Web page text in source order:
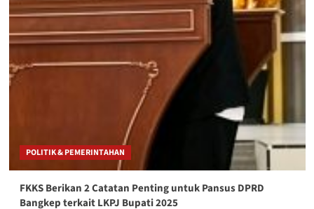
POLITIK & PEMERINTAHAN
FKKS Berikan 2 Catatan Penting untuk Pansus DPRD
Bangkep terkait LKPJ Bupati 2025